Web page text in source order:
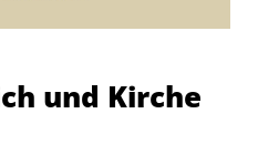
und Kirche